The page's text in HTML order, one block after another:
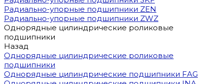
Радиально-упорные подшипники ZEN
Радиально-упорные подшипники ZWZ
Однорядные цилиндрические роликовые
подшипники
Назад
Однорядные цилиндрические роликовые
подшипники
Однорядные цилиндрические подшипники FAG